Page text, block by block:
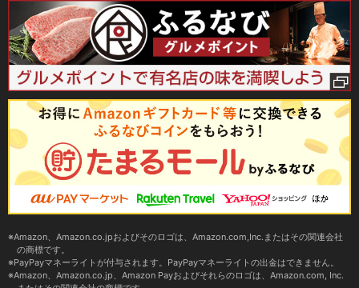
Amazon、Amazon.co.jpおよびそのロゴは、Amazon.com,Inc.またはその関連会社
の商標です。
PayPayマネーライトが付与されます。PayPayマネーライトの出金はできません。
Amazon、Amazon.co.jp、Amazon Payおよびそれらのロゴは、Amazon.com, Inc.